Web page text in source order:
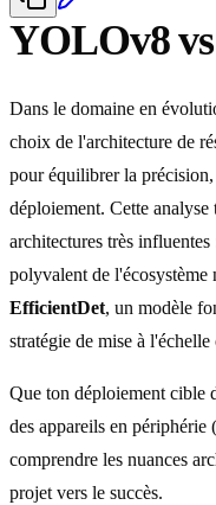
YOLOv8
Dans le domaine en
choix de l'architecture de
pour équilibrer la
déploiement. Cette
architectures très influentes
polyvalent de l'écosystème
EfficientDet, un modèle
stratégie de mise à l'échelle
Que ton déploiement cible
des appareils en périphérie
comprendre les nuances
projet vers le succès.